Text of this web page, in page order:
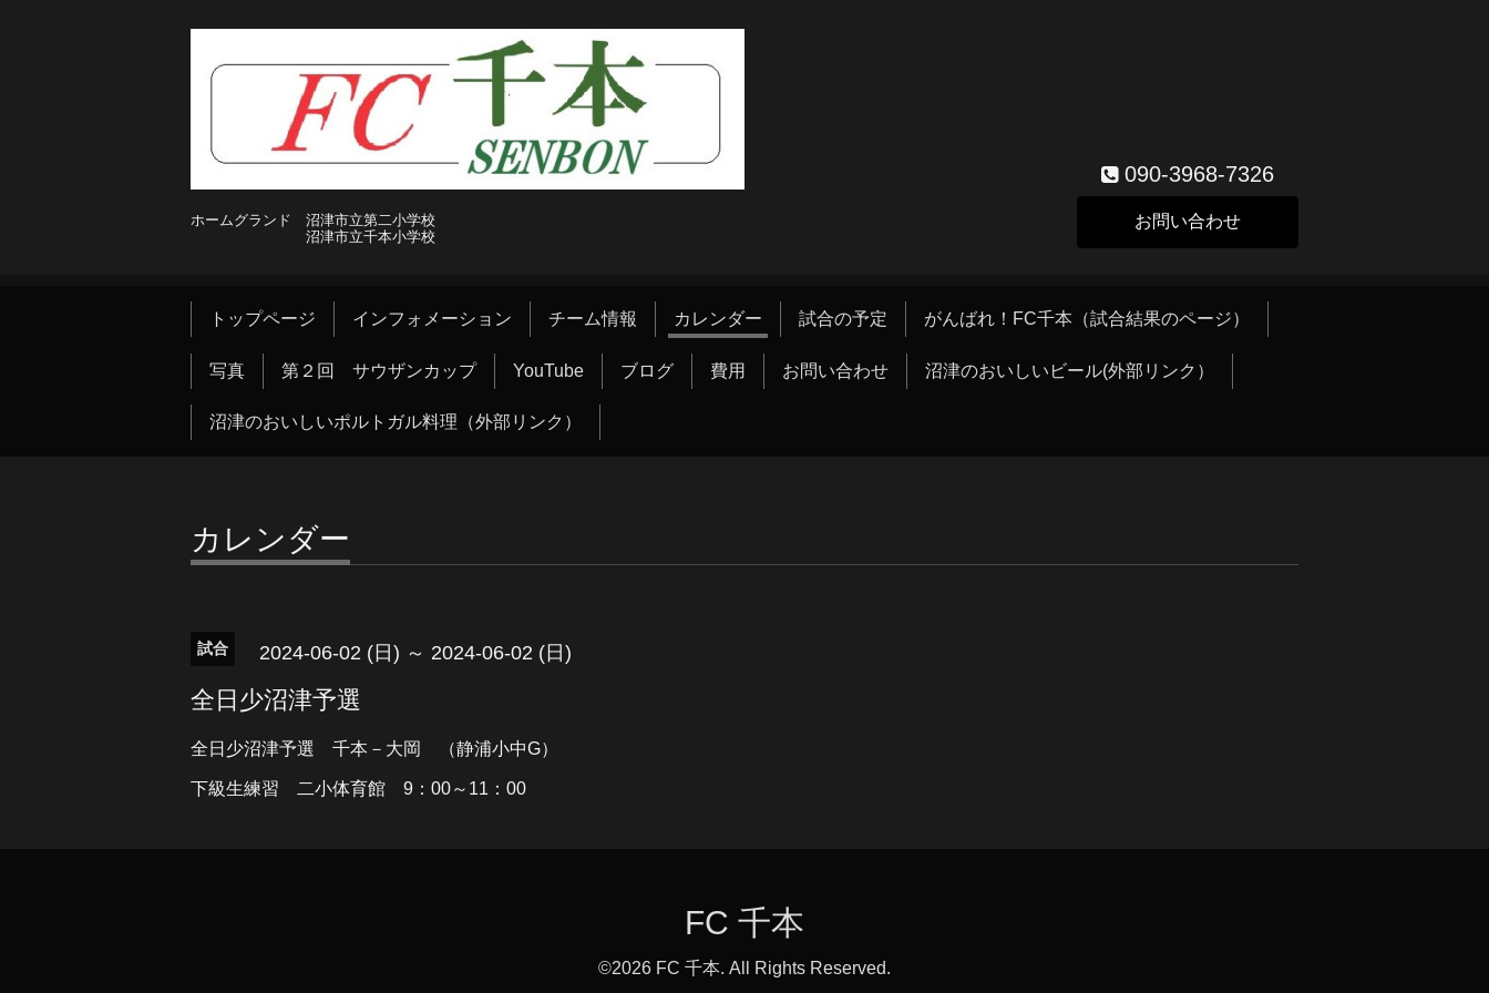
ホームグランド 沼津市立第二小学校
沼津市立千本小学校
090-3968-7326
お問い合わせ
トップページ インフォメーション チーム情報 カレンダー 試合の予定 がんばれ！FC千本（試合結果のページ）
写真 第２回 サウザンカップ YouTube ブログ 費用 お問い合わせ 沼津のおいしいビール(外部リンク）
沼津のおいしいポルトガル料理（外部リンク）
カレンダー
試合 2024-06-02 (日) ～ 2024-06-02 (日)
全日少沼津予選
全日少沼津予選 千本－大岡 （静浦小中G）
下級生練習 二小体育館 9：00～11：00
FC 千本
©2026 FC 千本. All Rights Reserved.